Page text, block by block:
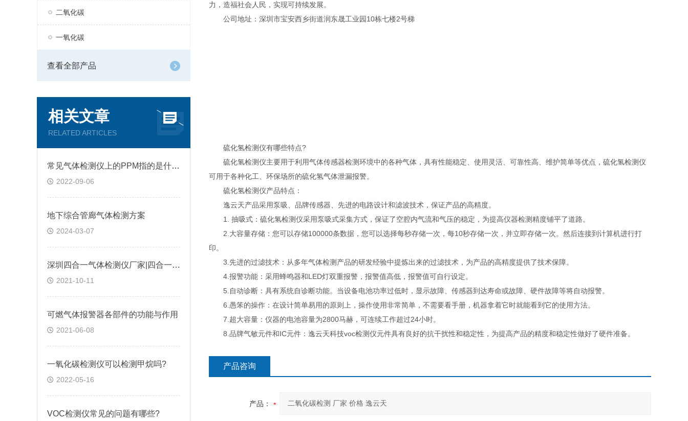
二氧化碳
一氧化碳
查看全部产品
相关文章
RELATED ARTICLES
常见气体检测仪上的PPM指的是什么?
2022-09-06
地下综合管廊气体检测方案
2024-03-07
深圳四合一气体检测仪厂家|四合一气体检测仪是如何进行工作的?@台风资讯
2021-10-11
可燃气体报警器各部件的功能与作用
2021-06-08
一氧化碳检测仪可以检测甲烷吗?
2022-05-16
VOC检测仪常见的问题有哪些?
力，造福社会人民，实现可持续发展。
公司地址：深圳市宝安西乡街道润东晟工业园10栋七楼2号梯
硫化氢检测仪有哪些特点?
硫化氢检测仪主要用于利用气体传感器检测环境中的各种气体，具有性能稳定、使用灵活、可靠性高、维护简单等优点，硫化氢检测仪
可用于各种化工、环保场所的硫化氢气体泄漏报警。
硫化氢检测仪产品特点：
逸云天产品采用泵吸、品牌传感器、先进的电路设计和滤波技术，保证产品的高精度。
1. 抽吸式：硫化氢检测仪采用泵吸式采集方式，保证了空腔内气流和气压的稳定，为提高仪器检测精度铺平了道路。
2.大容量存储：您可以存储100000条数据，您可以选择每秒存储一次，每10秒存储一次，并立即存储一次。然后连接到计算机进行打
印。
3.先进的过滤技术：从多年气体检测产品的研发经验中提炼出来的过滤技术，为产品的高精度提供了技术保障。
4.报警功能：采用蜂鸣器和LED灯双重报警，报警值高低，报警值可自行设定。
5.自动诊断：具有系统自诊断功能。当设备电池功率过低时，显示故障、传感器到达寿命或故障、硬件故障等将自动报警。
6.愚笨的操作：在设计简单易用的原则上，操作使用非常简单，不需要看手册，机器拿着它时就能看到它的使用方法。
7.超大容量：仪器的电池容量为2800马赫，可连续工作超过24小时。
8.品牌气敏元件和IC元件：逸云天科技voc检测仪元件具有良好的抗干扰性和稳定性，为提高产品的精度和稳定性做好了硬件准备。
产品咨询
产品：